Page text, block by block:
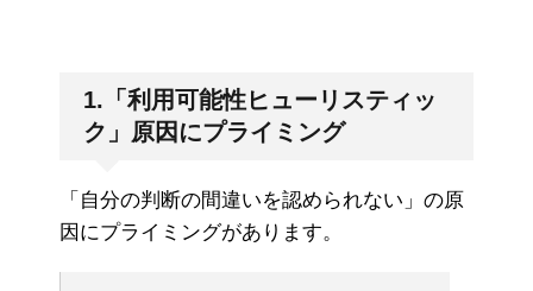
1.「利用可能性ヒューリスティッ
ク」原因にプライミング
「自分の判断の間違いを認められない」の原
因にプライミングがあります。